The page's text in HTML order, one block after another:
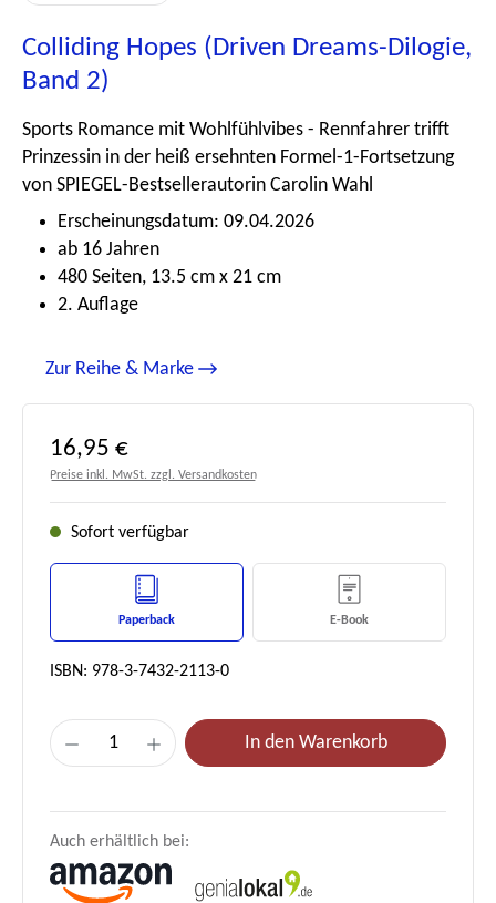
Colliding Hopes (Driven Dreams-Dilogie,
Band 2)
Sports Romance mit Wohlfühlvibes - Rennfahrer trifft
Prinzessin in der heiß ersehnten Formel-1-Fortsetzung
von SPIEGEL-Bestsellerautorin Carolin Wahl
Erscheinungsdatum: 09.04.2026
ab 16 Jahren
480 Seiten, 13.5 cm x 21 cm
2. Auflage
Zur Reihe & Marke
Regulärer Preis:
16,95 €
Preise inkl. MwSt. zzgl. Versandkosten
Sofort verfügbar
Paperback E-Book
ISBN: 978-3-7432-2113-0
Produkt Anzahl: Gib den gewünschten
In den Warenkorb
Auch erhältlich bei: